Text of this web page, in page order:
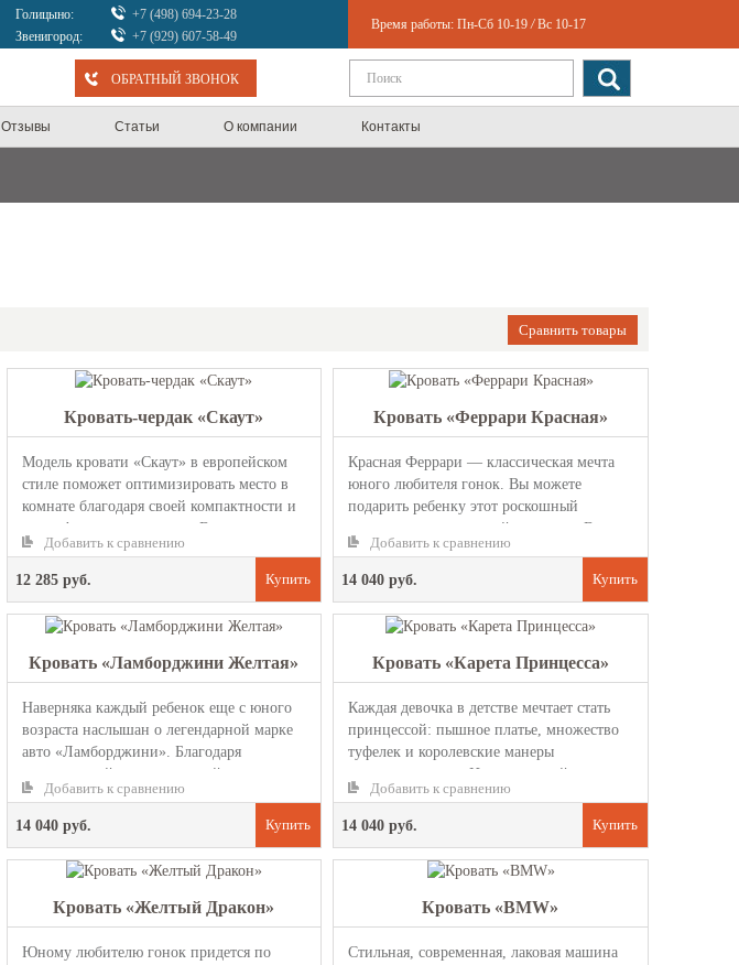
Голицыно:
+7 (498) 694-23-28
Звенигород:
+7 (929) 607-58-49
Время работы: Пн-Сб 10-19 / Вс 10-17
ОБРАТНЫЙ ЗВОНОК
Отзывы Статьи О компании Контакты
Сравнить товары
Кровать-чердак «Скаут»
Модель кровати «Скаут» в европейском
стиле поможет оптимизировать место в
комнате благодаря своей компактности и
многофункциональности. В...
Добавить к сравнению
12 285 руб.
Кровать «Феррари Красная»
Красная Феррари — классическая мечта
юного любителя гонок. Вы можете
подарить ребенку этот роскошный
спорткар в виде детской кроватки. В ...
Добавить к сравнению
14 040 руб.
Кровать «Ламборджини Желтая»
Наверняка каждый ребенок еще с юного
возраста наслышан о легендарной марке
авто «Ламборджини». Благодаря
одноименной модели детской крова...
Добавить к сравнению
14 040 руб.
Кровать «Карета Принцесса»
Каждая девочка в детстве мечтает стать
принцессой: пышное платье, множество
туфелек и королевские манеры
привлекают всех. Неотъемлемый ат...
Добавить к сравнению
14 040 руб.
Кровать «Желтый Дракон»
Юному любителю гонок придется по
Кровать «BMW»
Стильная, современная, лаковая машина